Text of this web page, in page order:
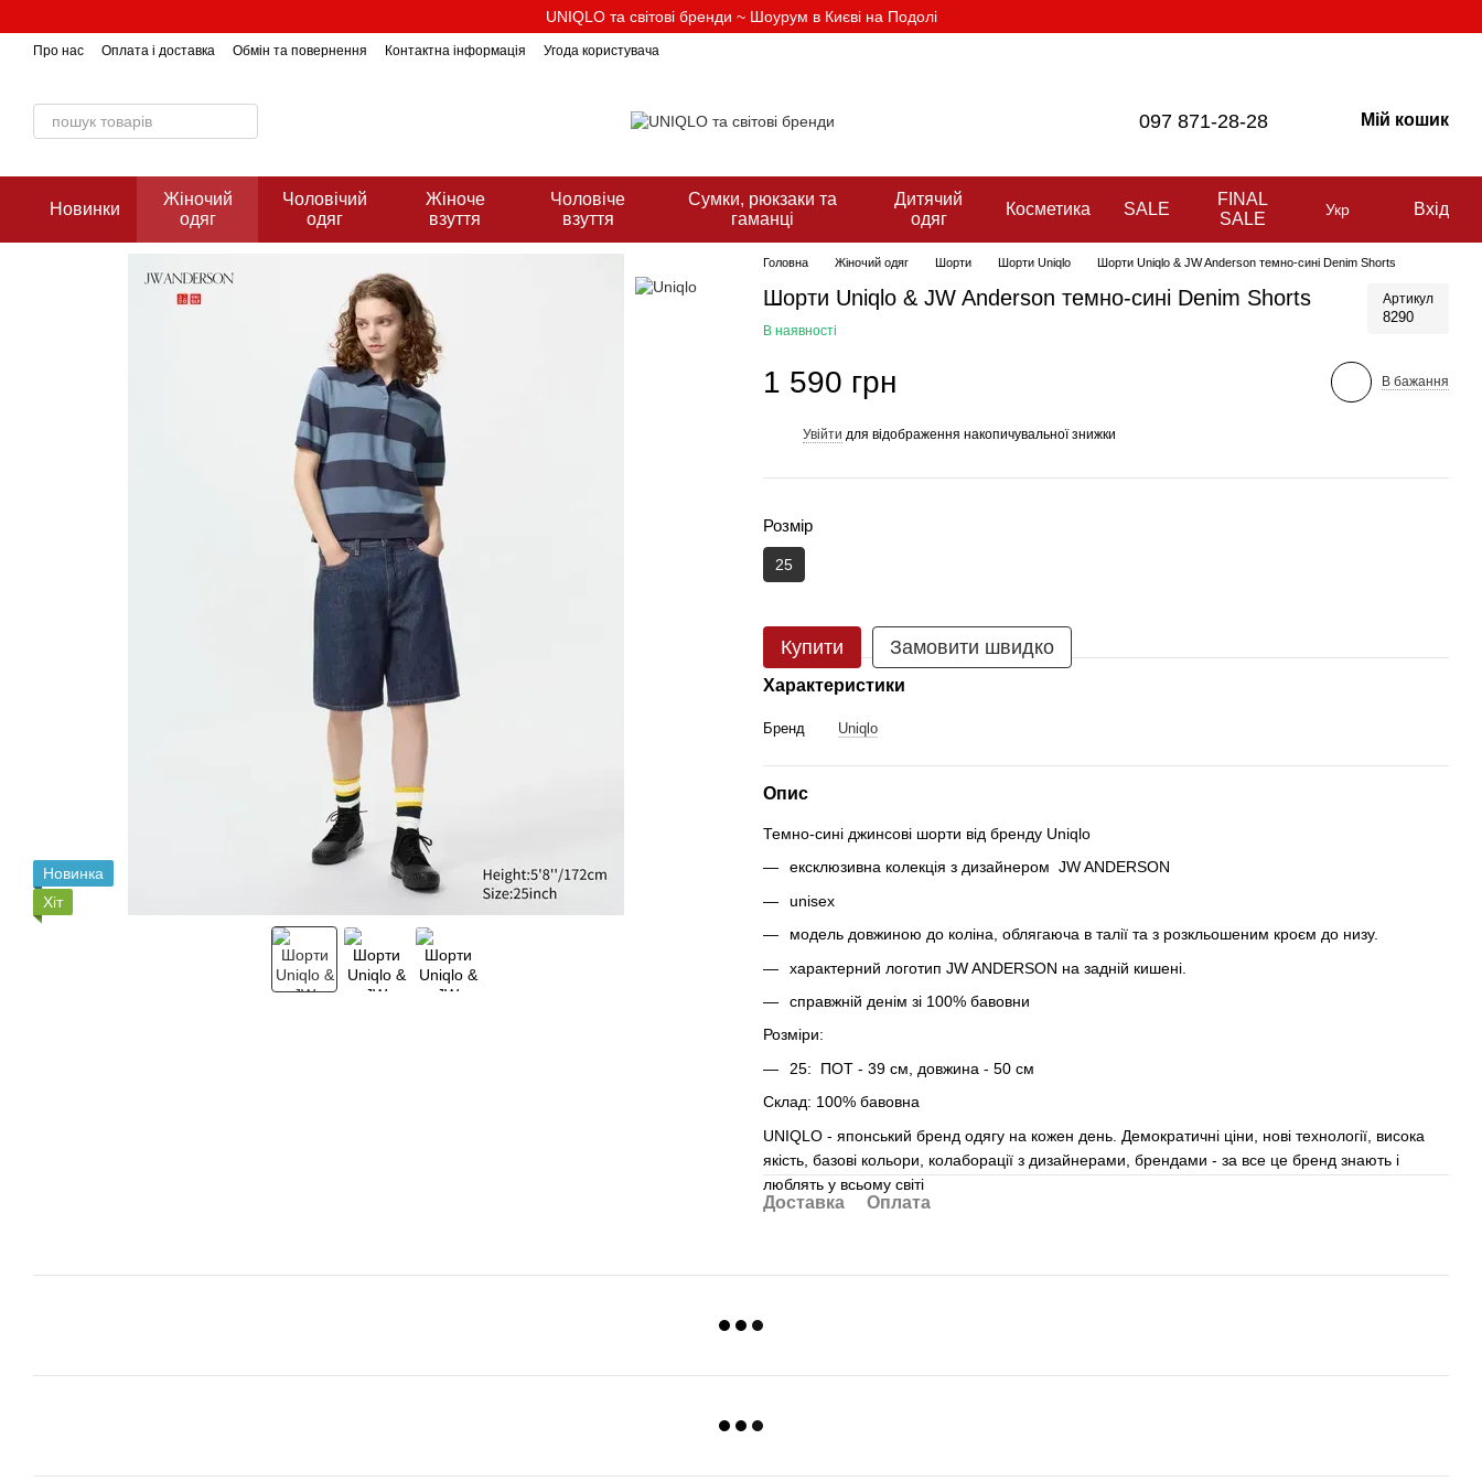
UNIQLO та світові бренди ~ Шоурум в Києві на Подолі
Про нас Оплата і доставка Обмін та повернення Контактна інформація Угода користувача
097 871-28-28 Мій кошик
Новинки
Жіночий
одяг
Чоловічий
одяг
Жіноче
взуття
Чоловіче
взуття
Сумки, рюкзаки та
гаманці
Дитячий
одяг
Косметика SALE
FINAL
SALE
Укр Вхід
Новинка
Хіт
Головна Жіночий одяг Шорти Шорти Uniqlo Шорти Uniqlo & JW Anderson темно-сині Denim Shorts
Шорти Uniqlo & JW Anderson темно-сині Denim Shorts Артикул
8290
В наявності
1 590 грн В бажання
Увійти для відображення накопичувальної знижки
Розмір
25
Купити Замовити швидко
Характеристики
Бренд Uniqlo
Опис
Темно-сині джинсові шорти від бренду Uniqlo
ексклюзивна колекція з дизайнером JW ANDERSON
unisex
модель довжиною до коліна, облягаюча в талії та з розкльошеним кроєм до низу.
характерний логотип JW ANDERSON на задній кишені.
справжній денім зі 100% бавовни
Розміри:
25: ПОТ - 39 см, довжина - 50 см
Склад: 100% бавовна
UNIQLO - японський бренд одягу на кожен день. Демократичні ціни, нові технології, висока
якість, базові кольори, колаборації з дизайнерами, брендами - за все це бренд знають і
люблять у всьому світі
Доставка Оплата